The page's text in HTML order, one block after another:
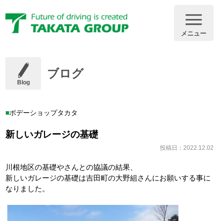
メニュー
Blog
ブログ
ボデーショップタカタ
新しいガレージの基礎
投稿日：2022.12.02
川根地区の基礎やさんとの協議の結果、
新しいガレージの基礎は吉田町の大野組さんにお願いする事に
なりました。